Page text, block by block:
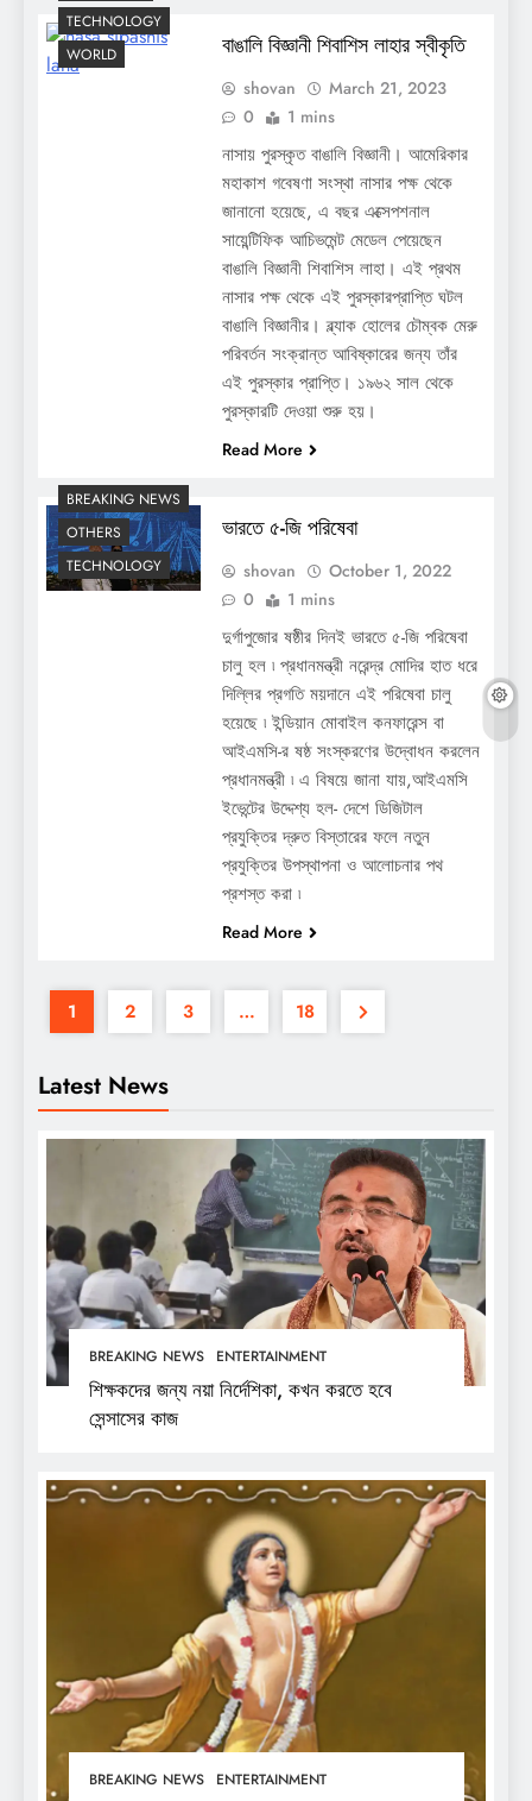
Latest News
BREAKING NEWS ENTERTAINMENT
শিক্ষকদের জন্য নয়া নির্দেশিকা, কখন করতে হবে
সেন্সাসের কাজ
BREAKING NEWS ENTERTAINMENT
TECHNOLOGY
WORLD
বাঙালি বিজ্ঞানী শিবাশিস লাহার স্বীকৃতি
shovan
March 21, 2023
0
1 mins
নাসায় পুরস্কৃত বাঙালি বিজ্ঞানী। আমেরিকার
মহাকাশ গবেষণা সংস্থা নাসার পক্ষ থেকে
জানানো হয়েছে, এ বছর এক্সেপশনাল
সায়েন্টিফিক আচিভমেন্ট মেডেল পেয়েছেন
বাঙালি বিজ্ঞানী শিবাশিস লাহা। এই প্রথম
নাসার পক্ষ থেকে এই পুরস্কারপ্রাপ্তি ঘটল
বাঙালি বিজ্ঞানীর। ব্ল্যাক হোলের চৌম্বক মেরু
পরিবর্তন সংক্রান্ত আবিষ্কারের জন্য তাঁর
এই পুরস্কার প্রাপ্তি। ১৯৬২ সাল থেকে
পুরস্কারটি দেওয়া শুরু হয়।
Read More
BREAKING NEWS
OTHERS
TECHNOLOGY
ভারতে ৫-জি পরিষেবা
shovan
October 1, 2022
0
1 mins
দুর্গাপুজোর ষষ্ঠীর দিনই ভারতে ৫-জি পরিষেবা
চালু হল ৷ প্রধানমন্ত্রী নরেন্দ্র মোদির হাত ধরে
দিল্লির প্রগতি ময়দানে এই পরিষেবা চালু
হয়েছে ৷ ইন্ডিয়ান মোবাইল কনফারেন্স বা
আইএমসি-র ষষ্ঠ সংস্করণের উদ্বোধন করলেন
প্রধানমন্ত্রী ৷ এ বিষয়ে জানা যায়,আইএমসি
ইভেন্টের উদ্দেশ্য হল- দেশে ডিজিটাল
প্রযুক্তির দ্রুত বিস্তারের ফলে নতুন
প্রযুক্তির উপস্থাপনা ও আলোচনার পথ
প্রশস্ত করা ৷
Read More
1 2 3 … 18